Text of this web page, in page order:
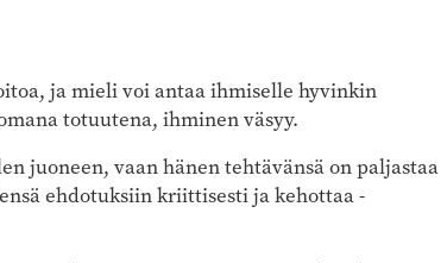
ja mieli voi antaa ihmiselle hyvinkin
totuutena, ihminen väsyy.
juoneen, vaan hänen tehtävänsä on paljastaa
ehdotuksiin kriittisesti ja kehottaa